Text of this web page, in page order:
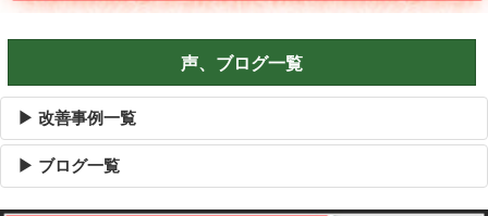
声、ブログ一覧
▶ 改善事例一覧
▶ ブログ一覧